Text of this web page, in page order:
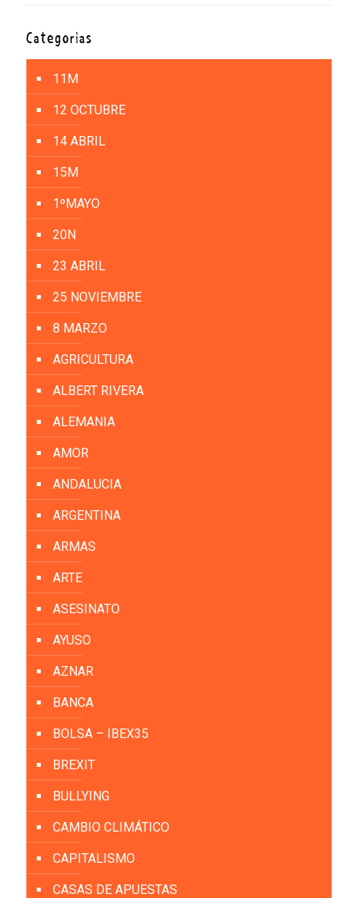
Categorías
11M
12 OCTUBRE
14 ABRIL
15M
1ºMAYO
20N
23 ABRIL
25 NOVIEMBRE
8 MARZO
AGRICULTURA
ALBERT RIVERA
ALEMANIA
AMOR
ANDALUCIA
ARGENTINA
ARMAS
ARTE
ASESINATO
AYUSO
AZNAR
BANCA
BOLSA – IBEX35
BREXIT
BULLYING
CAMBIO CLIMÁTICO
CAPITALISMO
CASAS DE APUESTAS